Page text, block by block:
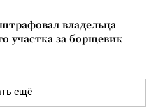
владельца
участка за борщевик
ещё